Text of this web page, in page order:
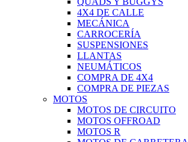
4X4 DE CALLE
MECÁNICA
CARROCERÍA
SUSPENSIONES
LLANTAS
NEUMÁTICOS
COMPRA DE 4X4
COMPRA DE PIEZAS
MOTOS
MOTOS DE CIRCUITO
MOTOS OFFROAD
MOTOS R